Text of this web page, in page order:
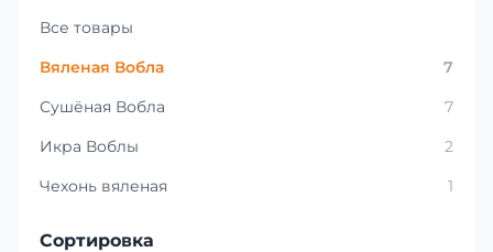
Все товары
Вяленая Вобла
7
Сушёная Вобла
7
Икра Воблы
2
Чехонь вяленая
1
Сортировка